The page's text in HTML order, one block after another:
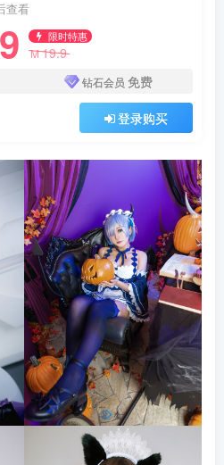
查看
限时特惠
M19.9
钻石会员 免费
登录购买